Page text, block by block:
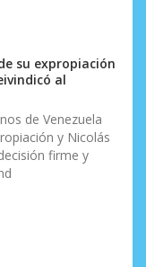
su expropiación
al
de Venezuela
y Nicolás
firme y